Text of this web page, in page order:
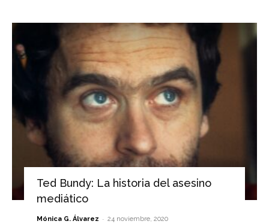
Ted Bundy: La historia del asesino
mediático
Mónica G. Álvarez - 24 noviembre, 2020